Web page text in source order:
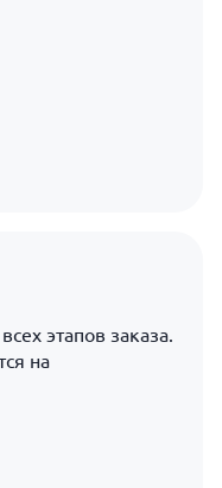
этапов заказа.
на